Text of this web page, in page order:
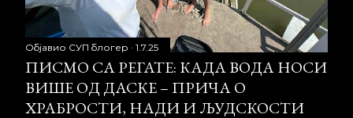
Објавио СУП блогер 1.7.25
ПИСМО СА РЕГАТЕ: КАДА ВОДА НОСИ
ВИШЕ ОД ДАСКЕ – ПРИЧА О
ХРАБРОСТИ, НАДИ И ЉУДСКОСТИ